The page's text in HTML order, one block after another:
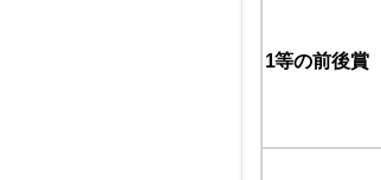
1等の前後賞